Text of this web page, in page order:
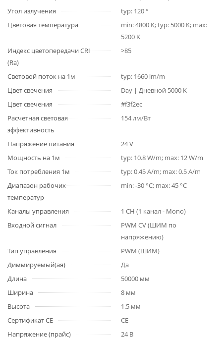
Угол излучения
typ: 120 °
Цветовая температура
min: 4800 K; typ: 5000 K; max:
5200 K
Индекс цветопередачи CRI
(Ra)
>85
Световой поток на 1м
typ: 1660 lm/m
Цвет свечения
Day | Дневной 5000 K
Цвет свечения
#f3f2ec
Расчетная световая
эффективность
154 лм/Вт
Напряжение питания
24 V
Мощность на 1м
typ: 10.8 W/m; max: 12 W/m
Ток потребления 1м
typ: 0.45 A/m; max: 0.5 A/m
Диапазон рабочих
температур
min: -30 °C; max: 45 °C
Каналы управления
1 CH (1 канал - Mono)
Входной сигнал
PWM СV (ШИМ по
напряжению)
Тип управления
PWM (ШИМ)
Диммируемый(ая)
Да
Длина
50000 мм
Ширина
8 мм
Высота
1.5 мм
Сертификат CE
CE
Напряжение (прайс)
24 В